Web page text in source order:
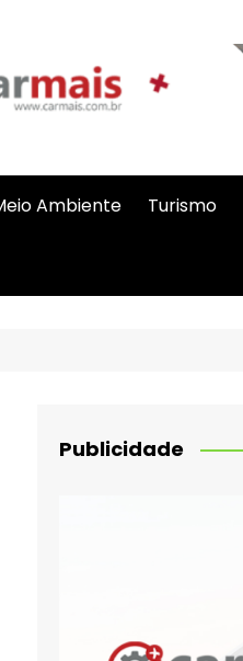
Ambiente Turismo
Publicidade